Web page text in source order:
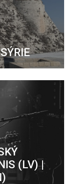
(LV) |